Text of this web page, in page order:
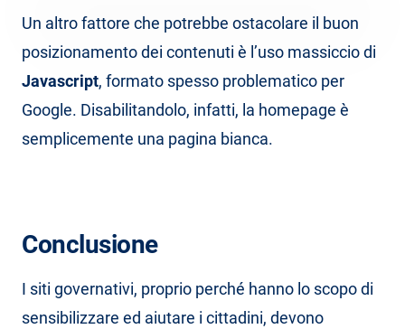
Un altro fattore che potrebbe ostacolare il buon
posizionamento dei contenuti è l’uso massiccio di
Javascript, formato spesso problematico per
Google. Disabilitandolo, infatti, la homepage è
semplicemente una pagina bianca.
Conclusione
I siti governativi, proprio perché hanno lo scopo di
sensibilizzare ed aiutare i cittadini, devono